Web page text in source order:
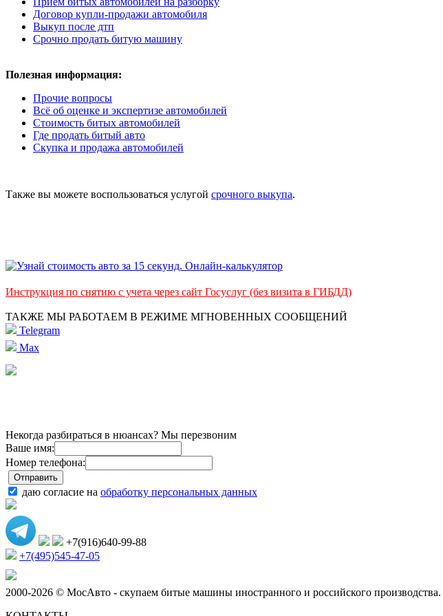
Договор купли-продажи автомобиля
Выкуп после дтп
Срочно продать битую машину
Полезная информация:
Прочие вопросы
Всё об оценке и экспертизе автомобилей
Стоимость битых автомобилей
Где продать битый авто
Скупка и продажа автомобилей
Также вы можете воспользоваться услугой срочного выкупа.
Инструкция по снятию с учета через сайт Госуслуг (без визита в ГИБДД)
ТАКЖЕ МЫ РАБОТАЕМ В РЕЖИМЕ МГНОВЕННЫХ СООБЩЕНИЙ
Telegram
Max
Некогда разбираться в нюансах? Мы перезвоним
Ваше имя:
Номер телефона:
даю согласие на обработку персональных данных
+7(916)640-99-88
+7(495)545-47-05
2000-2026 © МосАвто - скупаем битые машины иностранного и российского производства.